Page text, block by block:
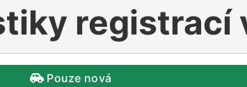
registrací
Pouze nová